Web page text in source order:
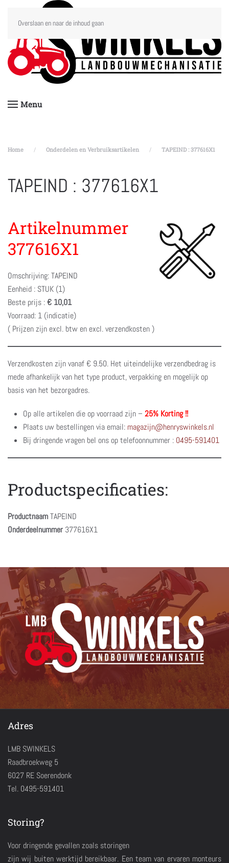
Overslaan en naar de inhoud gaan
Menu
Home Onderdelen en Verbruiksartikelen TAPEIND : 377616X1
TAPEIND : 377616X1
Artikelnummer
377616X1
Omschrijving: TAPEIND
Eenheid : STUK (1)
Beste prijs :€ 10,01
Voorraad: 1 (indicatie)
( Prijzen zijn excl. btw en excl. verzendkosten )
Verzendkosten zijn vanaf € 9.50. Het uiteindelijke verzendbedrag is
mede afhankelijk van het type product, verpakking en mogelijk op
basis van het bezorgadres.
Op alle artikelen die op voorraad zijn – 25% Korting !!
Plaats uw bestellingen via email: magazijn@henryswinkels.nl
Bij dringende vragen bel ons op telefoonnummer : 0495-591401
Productspecificaties:
ProductnaamTAPEIND
Onderdeelnummer 377616X1
Adres
LMB SWINKELS
Raadbroekweg 5
6027 RE Soerendonk
Tel. 0495-591401
Storing?
Voor dringende gevallen zoals storingen
zijn wij buiten werktijd bereikbaar. Een team van ervaren monteurs